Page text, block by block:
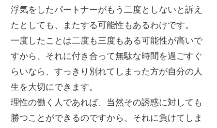
浮気をしたパートナーがもう二度としないと訴え
たとしても、またする可能性もあるわけです。
一度したことは二度も三度もある可能性が高いで
すから、それに付き合って無駄な時間を過ごすぐ
らいなら、すっきり別れてしまった方が自分の人
生を大切にできます。
理性の働く人であれば、当然その誘惑に対しても
勝つことができるのですから、それに負けてしま